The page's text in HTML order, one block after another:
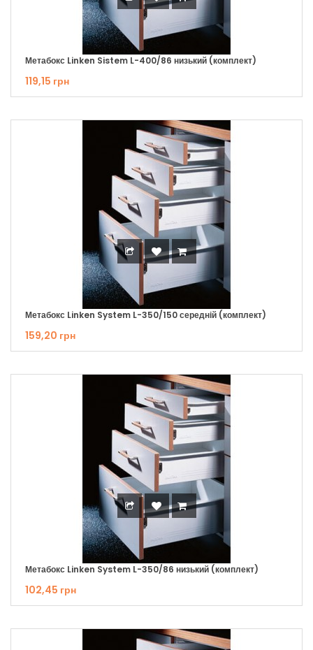
Метабокс Linken Sistem L-400/86 низький (комплект)
119,15 грн
Метабокс Linken System L-350/150 середній (комплект)
159,20 грн
Метабокс Linken System L-350/86 низький (комплект)
102,45 грн